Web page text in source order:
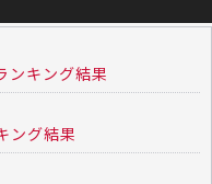
ンキング結果
ング結果